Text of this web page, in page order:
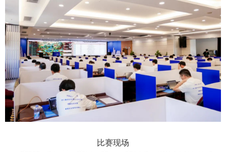
比赛现场